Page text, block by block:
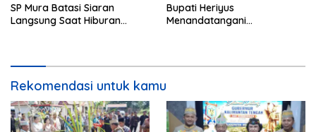
SP Mura Batasi Siaran
Langsung Saat Hiburan
Bupati Heriyus
Menandatangani
Rekomendasi untuk kamu